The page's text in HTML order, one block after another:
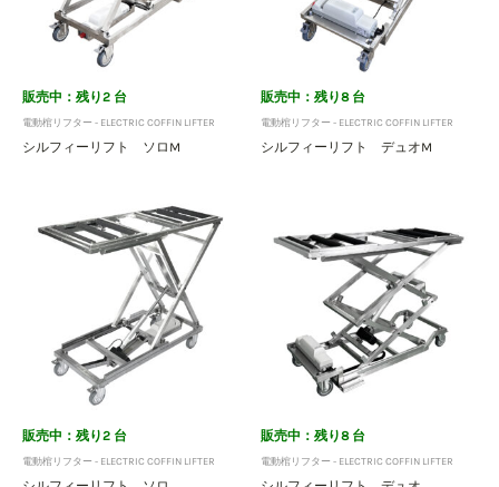
販売中：残り2 台
電動棺リフター - ELECTRIC COFFIN LIFTER
シルフィーリフト ソロM
販売中：残り8 台
電動棺リフター - ELECTRIC COFFIN LIFTER
シルフィーリフト デュオM
販売中：残り2 台
電動棺リフター - ELECTRIC COFFIN LIFTER
販売中：残り8 台
電動棺リフター - ELECTRIC COFFIN LIFTER